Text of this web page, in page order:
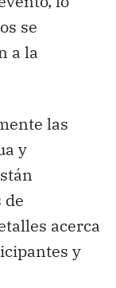
se
a la
las
y
de
acerca
y